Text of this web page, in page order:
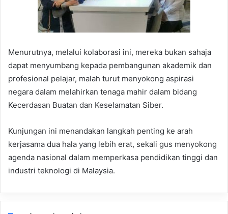
Menurutnya, melalui kolaborasi ini, mereka bukan sahaja
dapat menyumbang kepada pembangunan akademik dan
profesional pelajar, malah turut menyokong aspirasi
negara dalam melahirkan tenaga mahir dalam bidang
Kecerdasan Buatan dan Keselamatan Siber.
Kunjungan ini menandakan langkah penting ke arah
kerjasama dua hala yang lebih erat, sekali gus menyokong
agenda nasional dalam memperkasa pendidikan tinggi dan
industri teknologi di Malaysia.